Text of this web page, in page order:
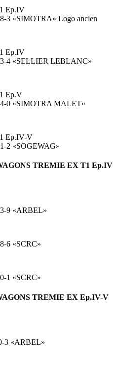
Ep.IV
3 «SIMOTRA» Logo ancien
Ep.IV
4 «SELLIER LEBLANC»
Ep.V
0 «SIMOTRA MALET»
Ep.IV-V
2 «SOGEWAG»
TREMIE EX T1 Ep.IV
9 «ARBEL»
6 «SCRC»
1 «SCRC»
TREMIE EX Ep.IV-V
3 «ARBEL»